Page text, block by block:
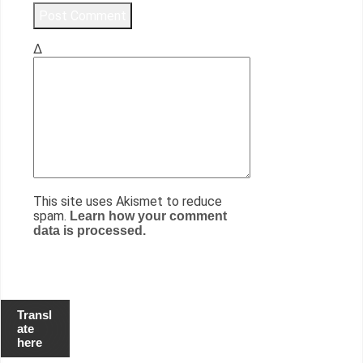
Δ
This site uses Akismet to reduce
spam. Learn how your comment
data is processed.
Transl
ate
here